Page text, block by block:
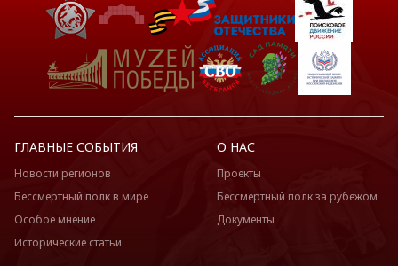
ГЛАВНЫЕ СОБЫТИЯ
Новости регионов
Бессмертный полк в мире
Особое мнение
Исторические статьи
О НАС
Проекты
Бессмертный полк за рубежом
Документы